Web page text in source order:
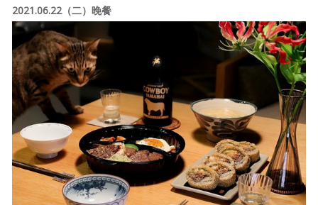
2021.06.22（二）晚餐